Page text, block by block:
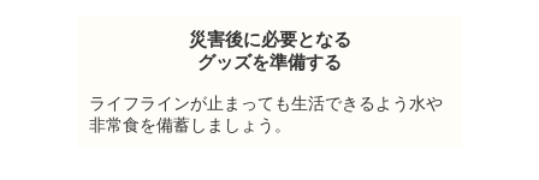
災害後に必要となる
グッズを準備する
ライフラインが止まっても生活できるよう水や
非常食を備蓄しましょう。